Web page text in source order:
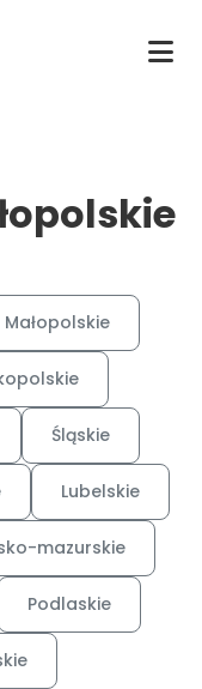
Małopolskie
Śląskie
Lubelskie
mazurskie
Podlaskie